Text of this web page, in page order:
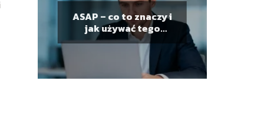
ASAP – co to znaczy i
jak używać tego
skrótu?